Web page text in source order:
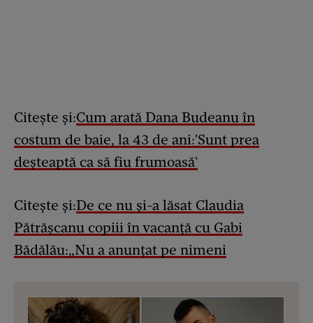
Citește și:Cum arată Dana Budeanu în
costum de baie, la 43 de ani:'Sunt prea
deșteaptă ca să fiu frumoasă'
Citește și:De ce nu și-a lăsat Claudia
Pătrășcanu copiii în vacanță cu Gabi
Bădălău:„Nu a anunțat pe nimeni